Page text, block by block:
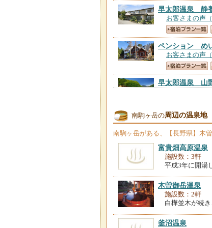
早太郎温泉 静
お客さまの声（
ペンション め
お客さまの声（
早太郎温泉 山
早太郎温泉 和
早太郎温泉 駒
お客さまの声
信州まつかわ
南駒ヶ岳の周辺の温泉地
南駒ヶ岳がある、【長野県】木
富貴畑高原温泉
施設数：3軒
平成3年に開湯
木曽御岳温泉
施設数：2軒
白樺並木が続
釜沼温泉